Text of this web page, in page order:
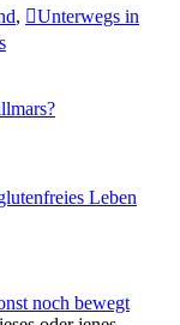
,
Unterwegs in
Leben
noch bewegt